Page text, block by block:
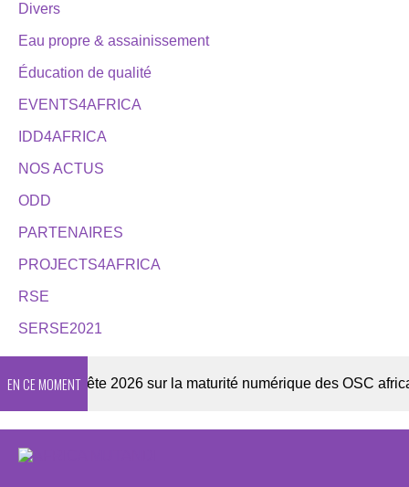
Divers
Eau propre & assainissement
Éducation de qualité
EVENTS4AFRICA
IDD4AFRICA
NOS ACTUS
ODD
PARTENAIRES
PROJECTS4AFRICA
RSE
SERSE2021
EN CE MOMENT
Enquête 2026 sur la maturité numérique des OSC